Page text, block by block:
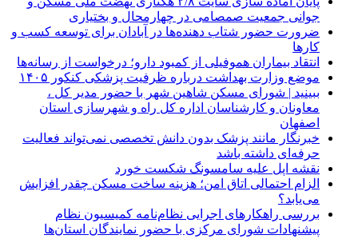
جوانی جمعیت صمصامی در چهارمحال و بختیاری
ضرورت حضور شتاب ‌دهنده‌ها در آبادان برای توسعه کسب‌ و
کارها
انتقاد بیماران هموفیلی از کمبود دارو؛ درخواست از رسانه‌ها
موضع وزارت بهداشت درباره ظرفیت پزشکی کنکور ۱۴۰۵
ببینید | شورای مسکن شاهین شهر با حضور مدیر کل ،
معاونان و کارشناسان اداره کل راه و شهرسازی استان
اصفهان
خبرنگار مانند پزشک بدون دانش تخصصی نمی‌تواند فعالیت
حرفه‌ای داشته باشد
نقشه اپل علیه سامسونگ شکست خورد
الزام احتمالی اتاق امن؛ هزینه ساخت مسکن چقدر افزایش
می‌یابد؟
بررسی راهکارهای اجرایی نظام‌نامه کمیسیون نظام
پیشنهادات شورای مرکزی با حضور نمایندگان استان‌ها